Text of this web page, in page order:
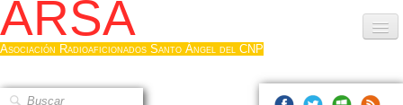
ARSA
Asociación Radioaficionados Santo Ángel del CNP
Inicio